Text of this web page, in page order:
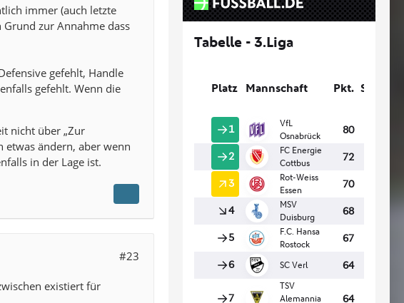
immer (auch letzte
zur Annahme dass
gefehlt, Handle
gefehlt. Wenn die
nicht über „Zur
etwas ändern, aber wenn
in der Lage ist.
#23
existiert für